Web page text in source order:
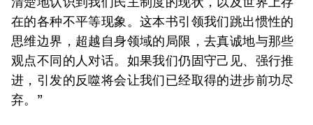
在的各种不平等现象。这本书引领我们跳出惯性的
思维边界，超越自身领域的局限，去真诚地与那些
观点不同的人对话。如果我们仍固守己见、强行推
进，引发的反噬将会让我们已经取得的进步前功尽
弃。”